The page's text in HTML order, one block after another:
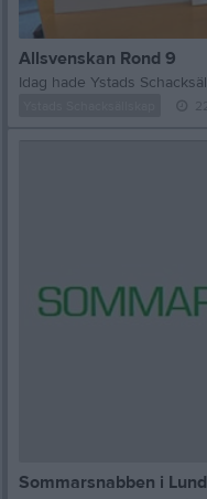
Allsvenskan Rond 9
Sommarsnabben i Lund